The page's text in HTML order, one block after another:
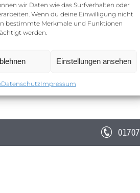
wir Daten wie das Surfverhalten oder
Wenn du deine Einwilligung nicht
bestimmte Merkmale und Funktionen
werden.
Einstellungen ansehen
DatenschutzImpressum